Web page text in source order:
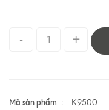
Mã sản phẩm K9500